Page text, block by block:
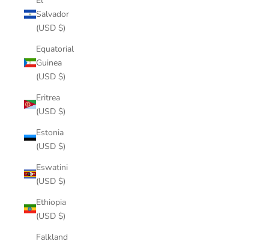
Salvador
(USD $)
Equatorial
Guinea
(USD $)
Eritrea
(USD $)
Estonia
(USD $)
Eswatini
(USD $)
Ethiopia
(USD $)
Falkland